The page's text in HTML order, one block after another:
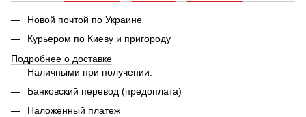
Новой почтой по Украине
Курьером по Киеву и пригороду
Подробнее о доставке
Наличными при получении.
Банковский перевод (предоплата)
Наложенный платеж